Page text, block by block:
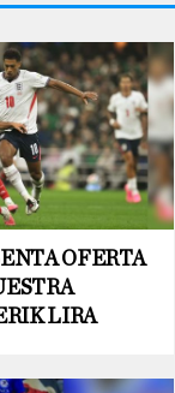
OFERTA
LIRA